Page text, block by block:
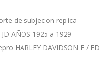
de subjecion replica
AÑOS 1925 a 1929
HARLEY DAVIDSON F / FD